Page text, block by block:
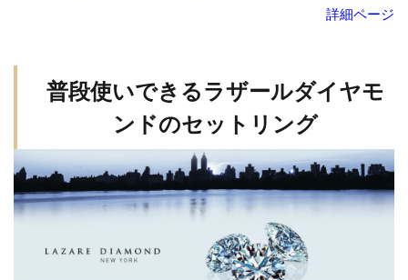
詳細ページ
普段使いできるラザールダイヤモ
ンドのセットリング